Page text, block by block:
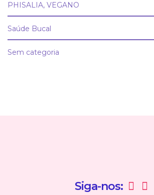
PHISALIA, VEGANO
Saúde Bucal
Sem categoria
Siga-nos: